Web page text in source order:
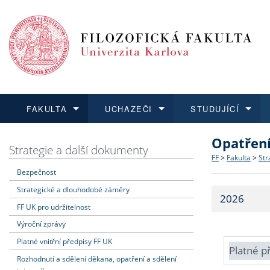
FAKULTA
Dozvědět se více
Struktura
Strategie
Fakultní
UCHAZEČI
Podat přihlášku
Co
Učitelské
STUDUJÍCÍ
Dozvědět se více
Dozvědět se více
O vědě a
Dozvědět se více
Aktuální
Strategie a další dokumenty
Bezpečnost
Strategické a dlouhodobé záměry
FF UK pro udržitelnost
Výroční zprávy
Platné vnitřní předpisy FF UK
Rozhodnutí a sdělení děkana, opatření a sdělení
FF > Fakulta >
2026
Platné